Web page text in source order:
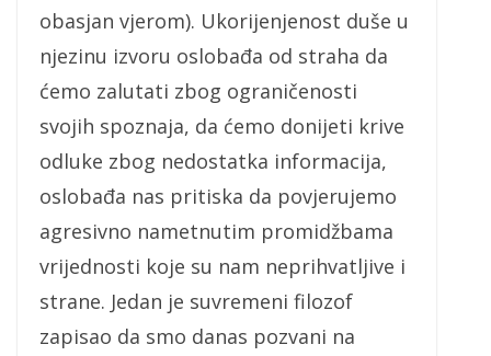
obasjan vjerom). Ukorijenjenost duše u
njezinu izvoru oslobađa od straha da
ćemo zalutati zbog ograničenosti
svojih spoznaja, da ćemo donijeti krive
odluke zbog nedostatka informacija,
oslobađa nas pritiska da povjerujemo
agresivno nametnutim promidžbama
vrijednosti koje su nam neprihvatljive i
strane. Jedan je suvremeni filozof
zapisao da smo danas pozvani na